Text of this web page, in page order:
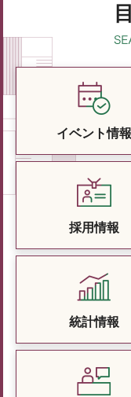
イベント情報
採用情報
統計情報